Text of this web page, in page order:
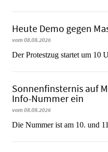
Heute Demo gegen
vom 08.08.2026
Der Protestzug startet um 10
Sonnenfinsternis auf
Info-Nummer ein
vom 08.08.2026
Die Nummer ist am 10. und